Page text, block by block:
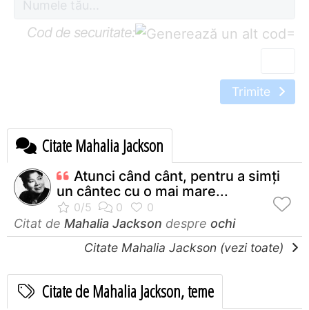
Cod de securitate: =
Trimite
Citate Mahalia Jackson
Atunci când cânt, pentru a simţi
un cântec cu o mai mare...
Citat de Mahalia Jackson despre ochi
Citate Mahalia Jackson (vezi toate)
Citate de Mahalia Jackson, teme